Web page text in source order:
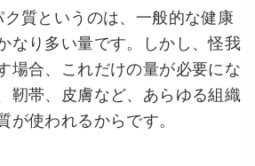
質というのは、一般的な健康
なり多い量です。しかし、怪我
場合、これだけの量が必要にな
靭帯、皮膚など、あらゆる組織
が使われるからです。